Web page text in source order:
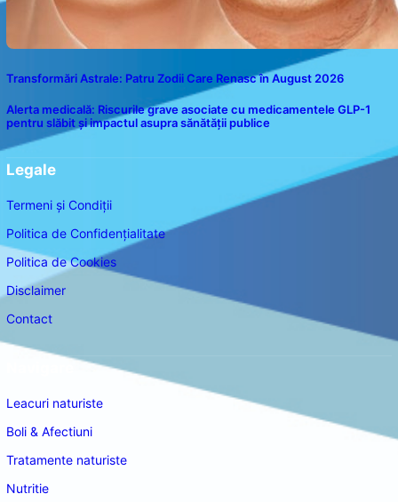
Transformări Astrale: Patru Zodii Care Renasc în August 2026
Alerta medicală: Riscurile grave asociate cu medicamentele GLP-1
pentru slăbit și impactul asupra sănătății publice
Legale
Termeni și Condiții
Politica de Confidențialitate
Politica de Cookies
Disclaimer
Contact
Leacuri naturiste
Boli & Afectiuni
Tratamente naturiste
Nutritie